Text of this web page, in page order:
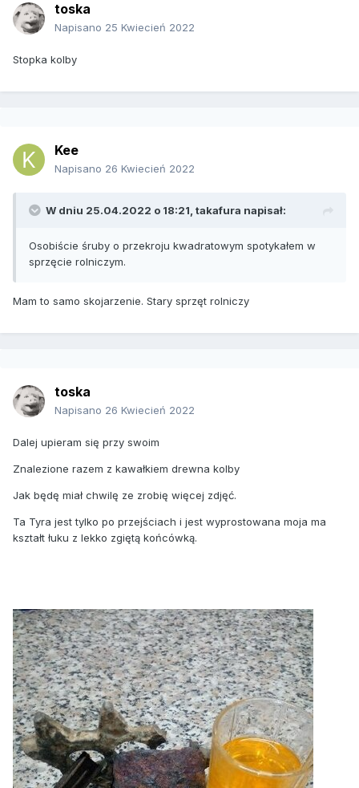
toska
Napisano 25 Kwiecień 2022
Stopka kolby
Kee
Napisano 26 Kwiecień 2022
W dniu 25.04.2022 o 18:21, takafura napisał:
Osobiście śruby o przekroju kwadratowym spotykałem w
sprzęcie rolniczym.
Mam to samo skojarzenie. Stary sprzęt rolniczy
toska
Napisano 26 Kwiecień 2022
Dalej upieram się przy swoim
Znalezione razem z kawałkiem drewna kolby
Jak będę miał chwilę ze zrobię więcej zdjęć.
Ta Tyra jest tylko po przejściach i jest wyprostowana moja ma
kształt łuku z lekko zgiętą końcówką.